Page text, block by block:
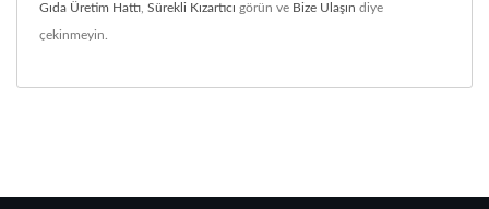
Gıda Üretim Hattı Sürekli Kızartıcı görün ve Bize Ulaşın diye
çekinmeyin.